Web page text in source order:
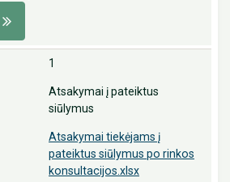
1
Atsakymai į pateiktus
siūlymus
Atsakymai tiekėjams į
pateiktus siūlymus po rinkos
konsultacijos.xlsx